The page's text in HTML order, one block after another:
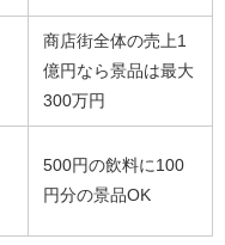
商店街全体の売上1
億円なら景品は最大
300万円
500円の飲料に100
円分の景品OK